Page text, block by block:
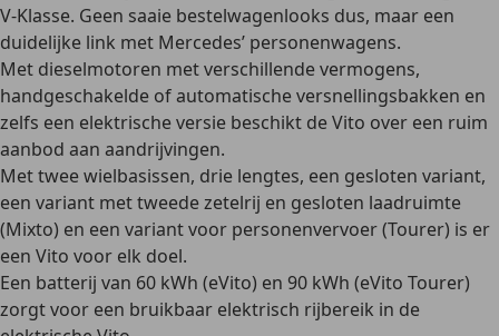
V-Klasse. Geen saaie bestelwagenlooks dus, maar een
duidelijke link met Mercedes’ personenwagens.
Met dieselmotoren met verschillende vermogens,
handgeschakelde of automatische versnellingsbakken en
zelfs een elektrische versie beschikt de Vito over een ruim
aanbod aan aandrijvingen.
Met twee wielbasissen, drie lengtes, een gesloten variant,
een variant met tweede zetelrij en gesloten laadruimte
(Mixto) en een variant voor personenvervoer (Tourer) is er
een Vito voor elk doel.
Een batterij van 60 kWh (eVito) en 90 kWh (eVito Tourer)
zorgt voor een bruikbaar elektrisch rijbereik in de